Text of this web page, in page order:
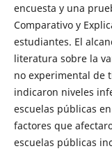
encuesta y una
Comparativo y
estudiantes. El
literatura sobre la
no experimental de
indicaron niveles
escuelas públicas
factores que
escuelas públicas